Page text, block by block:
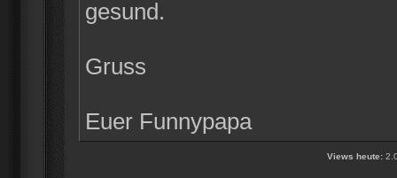
gesund.
Gruss
Euer Funnypapa
Views heute: